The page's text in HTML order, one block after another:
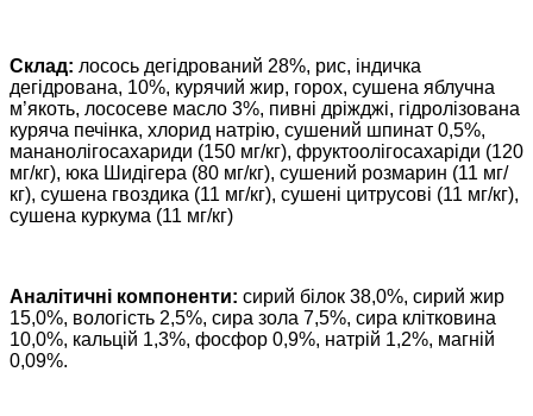
Склад: лосось дегідрований 28%, рис, індичка
дегідрована, 10%, курячий жир, горох, сушена яблучна
м’якоть, лососеве масло 3%, пивні дріжджі, гідролізована
куряча печінка, хлорид натрію, сушений шпинат 0,5%,
мананолігосахариди (150 мг/кг), фруктоолігосахаріди (120
мг/кг), юка Шидігера (80 мг/кг), сушений розмарин (11 мг/
кг), сушена гвоздика (11 мг/кг), сушені цитрусові (11 мг/кг),
сушена куркума (11 мг/кг)
Аналітичні компоненти: сирий білок 38,0%, сирий жир
15,0%, вологість 2,5%, сира зола 7,5%, сира клітковина
10,0%, кальцій 1,3%, фосфор 0,9%, натрій 1,2%, магній
0,09%.